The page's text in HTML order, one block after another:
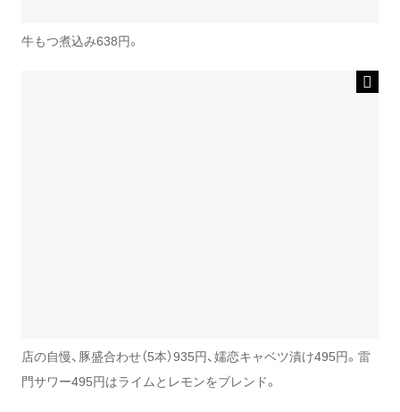
牛もつ煮込み638円。
店の自慢、豚盛合わせ（5本）935円、嬬恋キャベツ漬け495円。雷
門サワー495円はライムとレモンをブレンド。